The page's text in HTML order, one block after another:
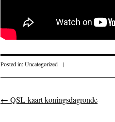
Posted in:Uncategorized |
Post
← QSL-kaart koningsdagronde